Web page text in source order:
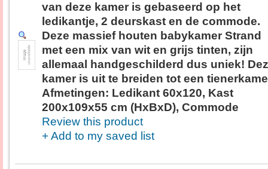
van deze kamer is gebaseerd op het
ledikantje, 2 deurskast en de commode.
Deze massief houten babykamer Strand
met een mix van wit en grijs tinten, zijn
allemaal handgeschilderd dus uniek!
kamer is uit te breiden tot een
Afmetingen: Ledikant 60x120, Kast
200x109x55 cm (HxBxD), Commode
Review this product
+ Add to my saved list